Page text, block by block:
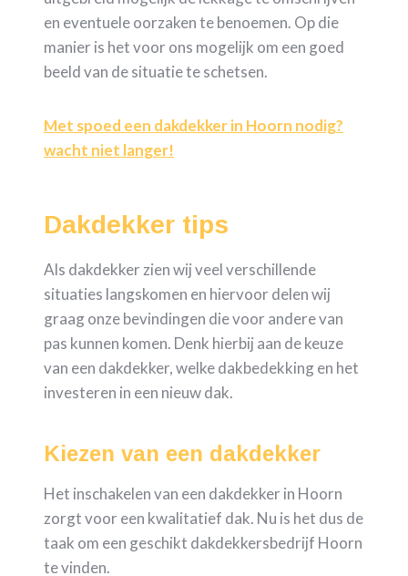
en eventuele oorzaken te benoemen. Op die
manier is het voor ons mogelijk om een goed
beeld van de situatie te schetsen.
Met spoed een dakdekker in Hoorn nodig?
wacht niet langer!
Dakdekker tips
Als dakdekker zien wij veel verschillende
situaties langskomen en hiervoor delen wij
graag onze bevindingen die voor andere van
pas kunnen komen. Denk hierbij aan de keuze
van een dakdekker, welke dakbedekking en het
investeren in een nieuw dak.
Kiezen van een dakdekker
Het inschakelen van een dakdekker in Hoorn
zorgt voor een kwalitatief dak. Nu is het dus de
taak om een geschikt dakdekkersbedrijf Hoorn
te vinden.